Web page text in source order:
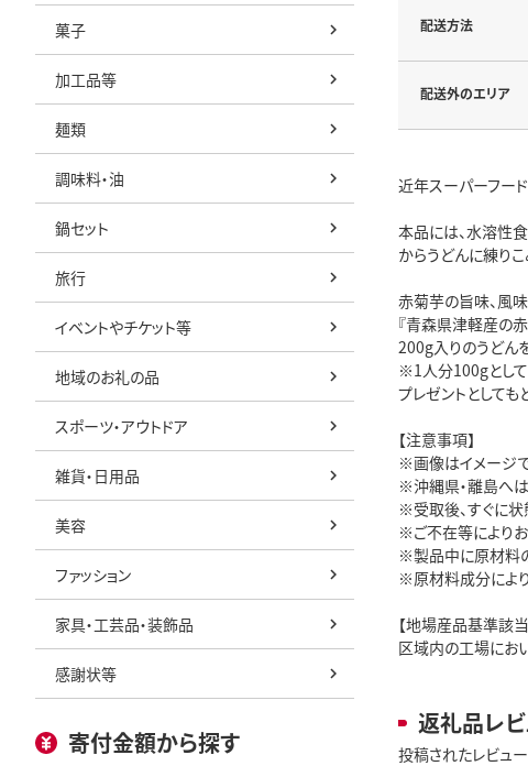
菓子
加工品等
麺類
調味料・油
鍋セット
旅行
イベントやチケット等
地域のお礼の品
スポーツ・アウトドア
雑貨・日用品
美容
ファッション
家具・工芸品・装飾品
感謝状等
寄付金額から探す
配送方法
配送外のエリア
近年スーパーフー
本品には、水溶性
からうどんに練りこ
赤菊芋の旨味、風味
『青森県津軽産の赤
200g入りのうどん
※1人分100gとし
プレゼントとしても
【注意事項】
※画像はイメージで
※沖縄県・離島へは
※受取後、すぐに状
※ご不在等により
※製品中に原材料
※原材料成分によ
【地場産品基準該
区域内の工場にお
返礼品レ
投稿されたレビュー